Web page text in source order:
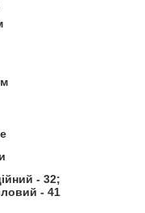
- 32;
- 41